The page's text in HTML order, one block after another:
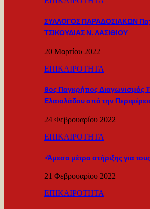
ΣΥΛΛΟΓΟΣ ΠΑΡΑΔΟΣΙΑΚΩΝ
ΤΣΙΚΟΥΔΙΑΣ Ν. ΛΑΣΙΘΙΟΥ
20 Μαρτίου 2022
ΕΠΙΚΑΙΡΟΤΗΤΑ
8ος Παγκρήτιος Διαγωνισμός
Ελαιολάδου από την
24 Φεβρουαρίου 2022
ΕΠΙΚΑΙΡΟΤΗΤΑ
«Άμεσα μέτρα στήριξης για
21 Φεβρουαρίου 2022
ΕΠΙΚΑΙΡΟΤΗΤΑ